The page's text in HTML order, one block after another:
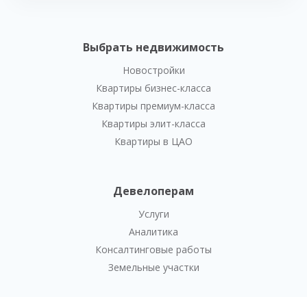
Выбрать недвижимость
Новостройки
Квартиры бизнес-класса
Квартиры премиум-класса
Квартиры элит-класса
Квартиры в ЦАО
Девелоперам
Услуги
Аналитика
Консалтинговые работы
Земельные участки